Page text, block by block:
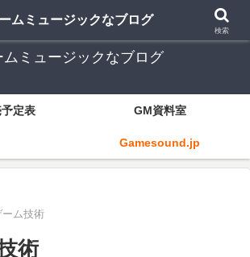
ゲーム音楽とレトロゲー中心
ムミュージックなブログ
定表 GM資料室
Gamesound.jp
ーム技術
術
ムミュージックなブログ
検索